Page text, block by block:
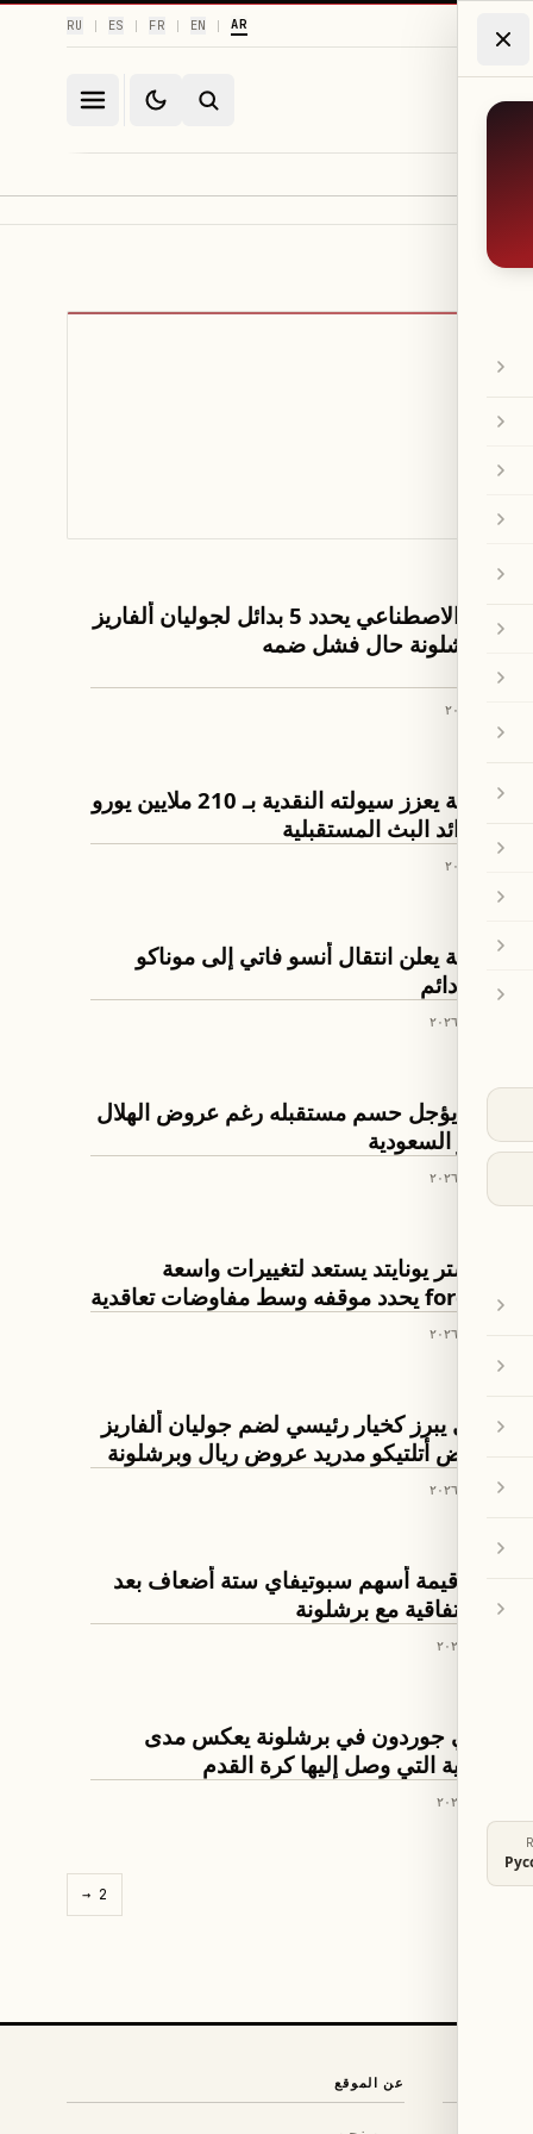
AR
|
EN
|
FR
|
ES
|
RU
الذكاء الاصطناعي يحدد 5 بدائل لجوليان ألفاريز
في برشلونة حال فشل ضمه
كرة القدم
برشلونة يعزز سيولته النقدية بـ 210 ملايين يورو
من عوائد البث المستقبلية
كرة القدمبرشلونة يعلن انتقال أنسو فاتي إلى موناكو
بشكل دائم
كرة القدمرافينيا يؤجل حسم مستقبله رغم عروض الهلال
والنصر السعودية
مانشستر يونايتد يستعد لتغييرات واسعة
ورشford يحدد موقفه وسط مفاوضات تعاقدية
آرسنال يبرز كخيار رئيسي لضم جوليان ألفاريز
بعد رفض أتلتيكو مدريد عروض ريال وبرشلونة
ارتفاع قيمة أسهم سبوتيفاي ستة أضعاف بعد
توقيع اتفاقية مع برشلونة
أنطوني جوردون في برشلونة يعكس مدى
السخرية التي وصل إليها كرة القدم
2
→
عن الموقع